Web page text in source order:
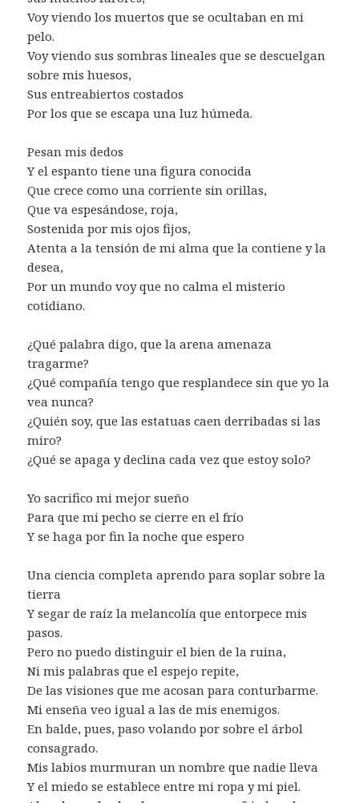
Voy viendo los muertos que se ocultaban en mi
pelo.
Voy viendo sus sombras lineales que se descuelgan
sobre mis huesos,
Sus entreabiertos costados
Por los que se escapa una luz húmeda.
Pesan mis dedos
Y el espanto tiene una figura conocida
Que crece como una corriente sin orillas,
Que va espesándose, roja,
Sostenida por mis ojos fijos,
Atenta a la tensión de mi alma que la contiene y la
desea,
Por un mundo voy que no calma el misterio
cotidiano.
¿Qué palabra digo, que la arena amenaza
tragarme?
¿Qué compañía tengo que resplandece sin que yo la
vea nunca?
¿Quién soy, que las estatuas caen derribadas si las
miro?
¿Qué se apaga y declina cada vez que estoy solo?
Yo sacrifico mi mejor sueño
Para que mi pecho se cierre en el frío
Y se haga por fin la noche que espero
Una ciencia completa aprendo para soplar sobre la
tierra
Y segar de raíz la melancolía que entorpece mis
pasos.
Pero no puedo distinguir el bien de la ruina,
Ni mis palabras que el espejo repite,
De las visiones que me acosan para conturbarme.
Mi enseña veo igual a las de mis enemigos.
En balde, pues, paso volando por sobre el árbol
consagrado.
Mis labios murmuran un nombre que nadie lleva
Y el miedo se establece entre mi ropa y mi piel.